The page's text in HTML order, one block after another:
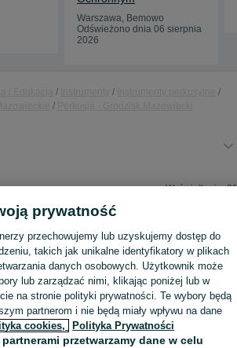
Warszawa, Bemowo
Odświeżono dnia 06 sierpnia
2026
Wyświetlenia:
konto na OLX, aby skontaktować się z
konto
prywatność
przechowujemy lub uzyskujemy dostęp do
takich jak unikalne identyfikatory w plikach
danych osobowych. Użytkownik może
lub zarządzać nimi, klikając poniżej lub w
na stronie polityki prywatności. Te wybory będą
partnerom i nie będą miały wpływu na dane
cookies, Polityka Prywatności
partnerami przetwarzamy dane w celu